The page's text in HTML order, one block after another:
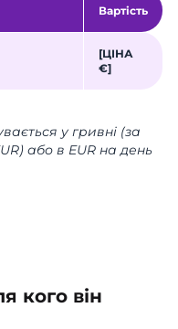
Вартість
[ЦІНА
€]
у гривні (за
або в EUR на день
кого він